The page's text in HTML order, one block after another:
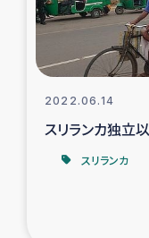
女性の生計
2022.06.14
スリランカ独立
スリランカ